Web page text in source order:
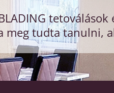
meg tudta tanulni,